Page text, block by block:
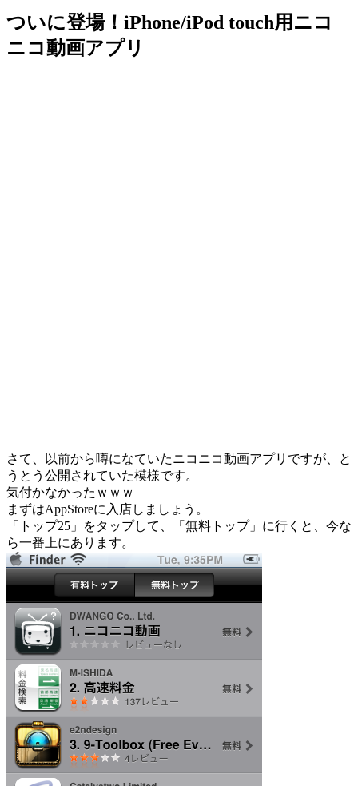
ついに登場！iPhone/iPod touch用ニコ
ニコ動画アプリ
さて、以前から噂になていたニコニコ動画アプリですが、と
うとう公開されていた模様です。
気付かなかったｗｗｗ
まずはAppStoreに入店しましょう。
「トップ25」をタップして、「無料トップ」に行くと、今な
ら一番上にあります。